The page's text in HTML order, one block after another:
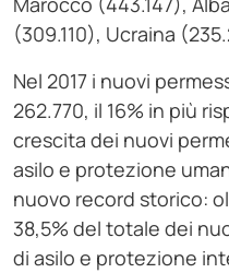
(309.110), Ucraina
Nel 2017 i nuovi
262.770, il 16% in più
crescita dei nuovi
asilo e protezione
nuovo record storico:
38,5% del totale dei
di asilo e protezione